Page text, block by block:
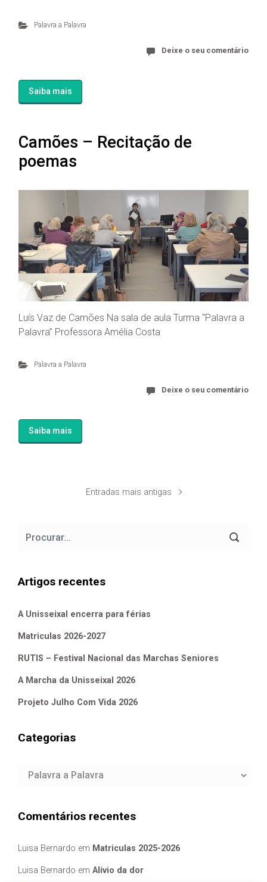
Palavra a Palavra
Deixe o seu comentário
Saiba mais
Camões – Recitação de
poemas
Luís Vaz de Camões Na sala de aula Turma “Palavra a
Palavra” Professora Amélia Costa
Palavra a Palavra
Deixe o seu comentário
Saiba mais
Entradas mais antigas
Artigos recentes
A Unisseixal encerra para férias
Matriculas 2026-2027
RUTIS – Festival Nacional das Marchas Seniores
A Marcha da Unisseixal 2026
Projeto Julho Com Vida 2026
Categorias
Categorias
Comentários recentes
Luisa Bernardo em Matriculas 2025-2026
Luisa Bernardo em Alivio da dor